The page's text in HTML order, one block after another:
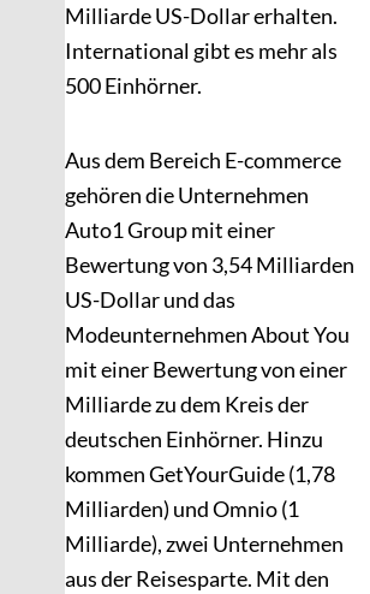
Milliarde US-Dollar erhalten.
International gibt es mehr als
500 Einhörner.
Aus dem Bereich E-commerce
gehören die Unternehmen
Auto1 Group mit einer
Bewertung von 3,54 Milliarden
US-Dollar und das
Modeunternehmen About You
mit einer Bewertung von einer
Milliarde zu dem Kreis der
deutschen Einhörner. Hinzu
kommen GetYourGuide (1,78
Milliarden) und Omnio (1
Milliarde), zwei Unternehmen
aus der Reisesparte. Mit den